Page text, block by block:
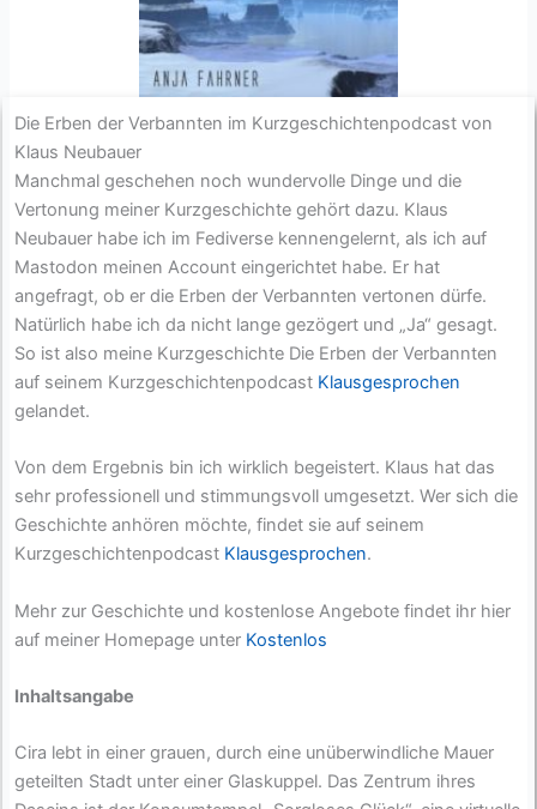
Die Erben der Verbannten im Kurzgeschichtenpodcast von
Klaus Neubauer
Manchmal geschehen noch wundervolle Dinge und die
Vertonung meiner Kurzgeschichte gehört dazu. Klaus
Neubauer habe ich im Fediverse kennengelernt, als ich auf
Mastodon meinen Account eingerichtet habe. Er hat
angefragt, ob er die Erben der Verbannten vertonen dürfe.
Natürlich habe ich da nicht lange gezögert und „Ja“ gesagt.
So ist also meine Kurzgeschichte Die Erben der Verbannten
auf seinem Kurzgeschichtenpodcast Klausgesprochen
gelandet.
Von dem Ergebnis bin ich wirklich begeistert. Klaus hat das
sehr professionell und stimmungsvoll umgesetzt. Wer sich die
Geschichte anhören möchte, findet sie auf seinem
Kurzgeschichtenpodcast Klausgesprochen.
Mehr zur Geschichte und kostenlose Angebote findet ihr hier
auf meiner Homepage unter Kostenlos
Inhaltsangabe
Cira lebt in einer grauen, durch eine unüberwindliche Mauer
geteilten Stadt unter einer Glaskuppel. Das Zentrum ihres